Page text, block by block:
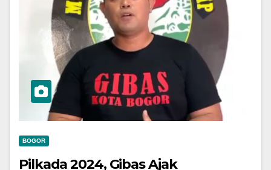
BOGOR
Pilkada 2024, Gibas Ajak